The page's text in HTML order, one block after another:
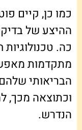
כמו כן, קיים
ההיצע של
כה.
מתקדמות
הבריאותי
וכתוצאה מכך,
הנדרש.